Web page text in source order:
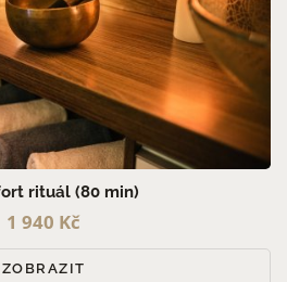
rituál (80 min)
1 940 Kč
ZOBRAZIT